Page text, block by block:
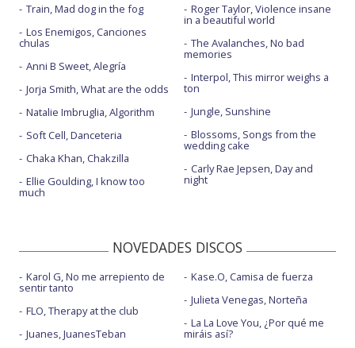
Train, Mad dog in the fog
Los Enemigos, Canciones
chulas
Anni B Sweet, Alegría
Jorja Smith, What are the odds
Natalie Imbruglia, Algorithm
Soft Cell, Danceteria
Chaka Khan, Chakzilla
Ellie Goulding, I know too
much
Roger Taylor, Violence insane
in a beautiful world
The Avalanches, No bad
memories
Interpol, This mirror weighs a
ton
Jungle, Sunshine
Blossoms, Songs from the
wedding cake
Carly Rae Jepsen, Day and
night
NOVEDADES DISCOS
Karol G, No me arrepiento de
sentir tanto
FLO, Therapy at the club
Juanes, JuanesTeban
Kase.O, Camisa de fuerza
Julieta Venegas, Norteña
La La Love You, ¿Por qué me
miráis así?